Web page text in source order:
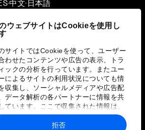
ウェブサイトはCookieを使用し
サイトではCookieを使って、ユーザー
わせたコンテンツや広告の表示、トラ
ックの分析を行っています。またユー
によるサイトの利用状況についても情
収集し、ソーシャルメディアや広告配
データ解析の各パートナーに情報を共
ています。ここで収集された情報は、
ザーが各パートナーに提供した他の情
各パートナーのサービスを使用した際
拒否
▪中文▪ 日本語